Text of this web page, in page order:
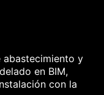
abastecimiento y
en BIM,
con la